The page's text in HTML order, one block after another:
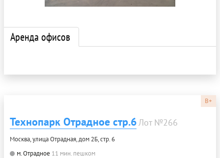
Аренда офисов
B+
Технопарк Отрадное стр.6Лот №266
Москва, улица Отрадная, дом 2Б, стр. 6
м. Отрадное 11 мин. пешком